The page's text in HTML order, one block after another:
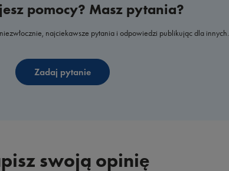
pomocy? Masz pytania?
najciekawsze pytania i odpowiedzi publikując dla innych.
Zadaj pytanie
swoją opinię